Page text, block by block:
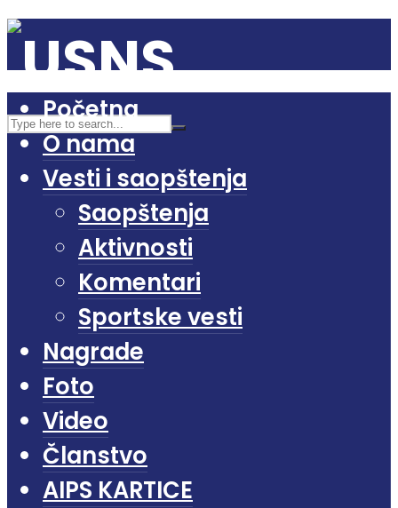
Početna
O nama
Vesti i saopštenja
Saopštenja
Aktivnosti
Komentari
Sportske vesti
Nagrade
Foto
Video
Članstvo
AIPS KARTICE